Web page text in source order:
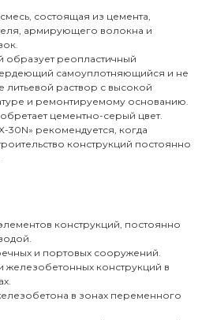
состоящая из цемента,
армирующего волокна и
реопластичный
самоуплотняющийся и не
литьевой раствор с высокой
и ремонтируемому основанию.
цементно-серый цвет.
30N» рекомендуется, когда
конструкций постоянно
конструкций, постоянно
и портовых сооружений.
железобетонных конструкций в
в зонах переменного